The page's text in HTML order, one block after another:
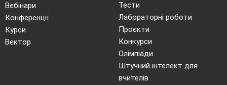
Вебінари
Конференції
Курси
Вектор
Тести
Лабораторні роботи
Проєкти
Конкурси
Олімпіади
Штучний інтелект для
вчителів